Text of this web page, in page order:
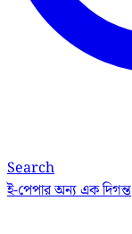
Search
ই-পেপারঅন্য এক দিগন্ত